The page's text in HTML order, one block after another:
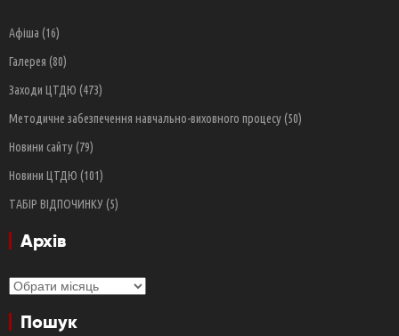
Афіша (16)
Галерея (80)
Заходи ЦТДЮ (473)
Методичне забезпечення навчально-виховного процесу(50)
Новини сайту(79)
Новини ЦТДЮ (101)
ТАБІР ВІДПОЧИНКУ(5)
Архів
Архів
Пошук